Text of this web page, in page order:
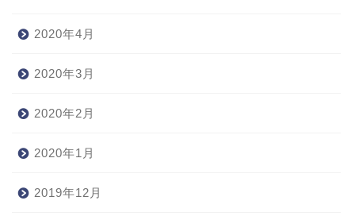
2020年4月
2020年3月
2020年2月
2020年1月
2019年12月